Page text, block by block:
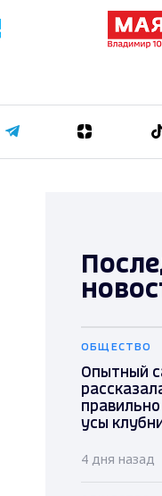
ОБЩЕСТВО
Опытный
усы
4 дня назад